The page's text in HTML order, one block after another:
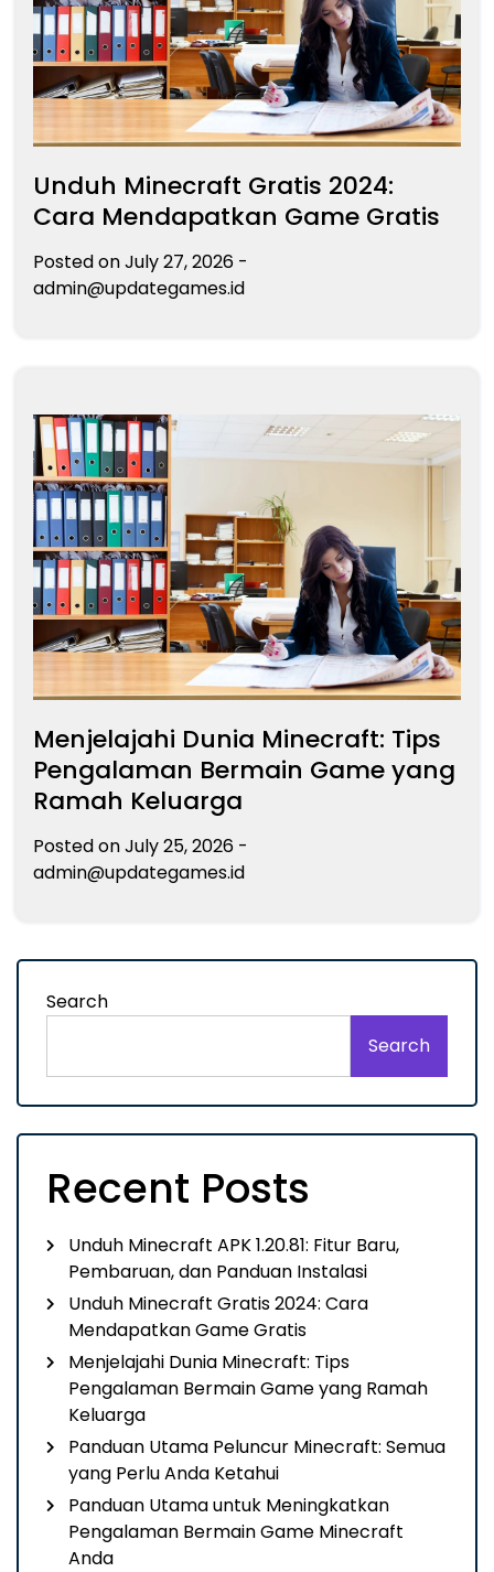
Unduh Minecraft Gratis 2024:
Cara Mendapatkan Game Gratis
Posted onJuly 27, 2026 -
admin@updategames.id
Menjelajahi Dunia Minecraft: Tips
Pengalaman Bermain Game yang
Ramah Keluarga
Posted onJuly 25, 2026 -
admin@updategames.id
Search
Search
Recent Posts
Unduh Minecraft APK 1.20.81: Fitur Baru,
Pembaruan, dan Panduan Instalasi
Unduh Minecraft Gratis 2024: Cara
Mendapatkan Game Gratis
Menjelajahi Dunia Minecraft: Tips
Pengalaman Bermain Game yang Ramah
Keluarga
Panduan Utama Peluncur Minecraft: Semua
yang Perlu Anda Ketahui
Panduan Utama untuk Meningkatkan
Pengalaman Bermain Game Minecraft
Anda